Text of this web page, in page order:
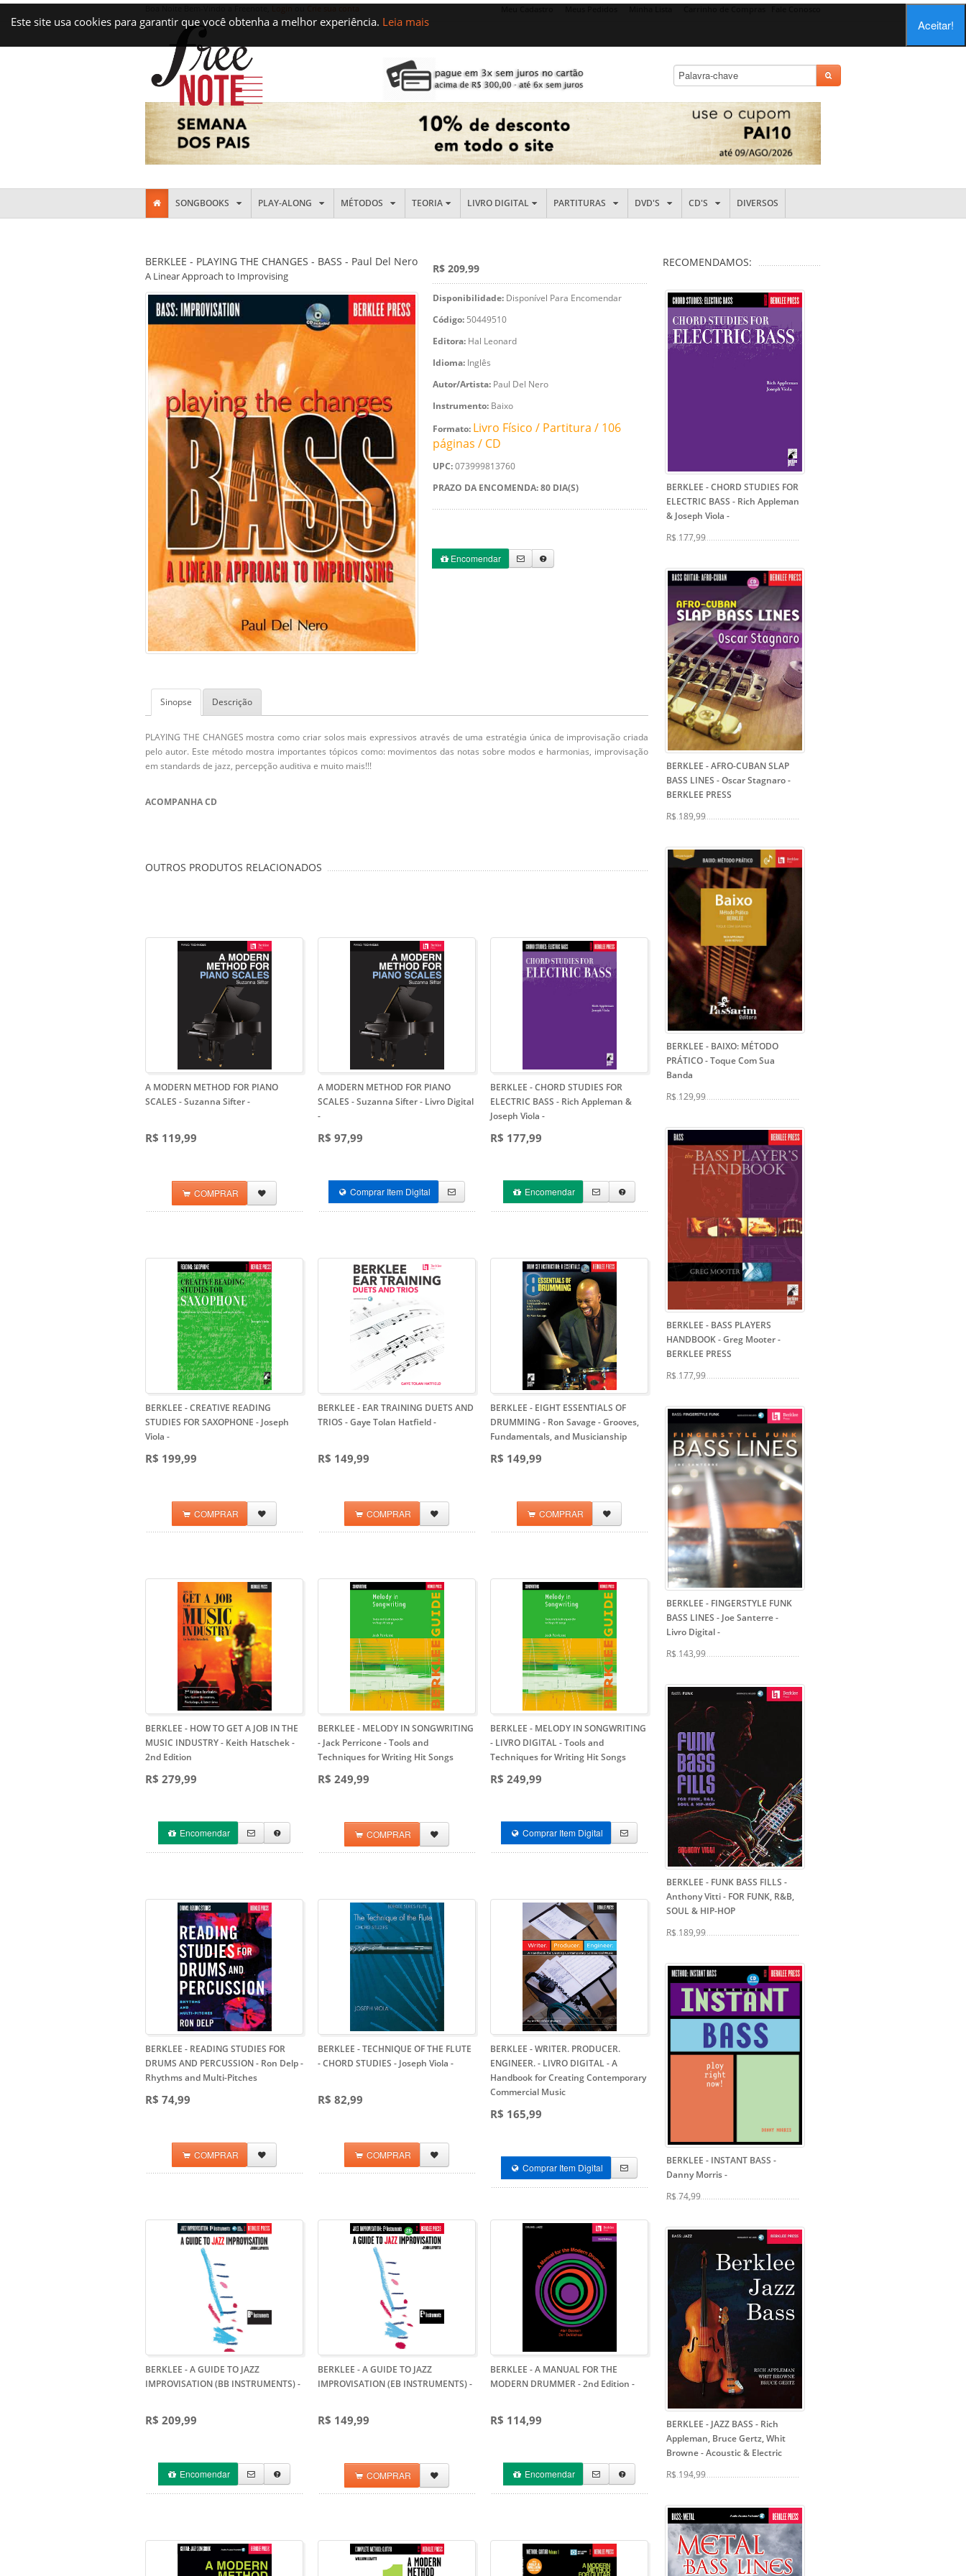
Este site usa cookies para garantir que você obtenha a melhor experiência. Leia mais Aceitar!
SONGBOOKS PLAY-ALONG MÉTODOS TEORIA LIVRO DIGITAL PARTITURAS DVD'S CD'S DIVERSOS
BERKLEE - PLAYING THE CHANGES - BASS - Paul Del Nero
A Linear Approach to Improvising
R$ 209,99
Disponibilidade: Disponível Para Encomendar
Código: 50449510
Editora: Hal Leonard
Idioma: Inglês
Autor/Artista: Paul Del Nero
Instrumento: Baixo
Formato: Livro Físico / Partitura / 106
páginas / CD
UPC:073999813760
PRAZO DA ENCOMENDA: 80 DIA(S)
Encomendar
Sinopse Descrição
PLAYING THE CHANGES mostra como criar solos mais expressivos através de uma estratégia única de improvisação criada
pelo autor. Este método mostra importantes tópicos como: movimentos das notas sobre modos e harmonias, improvisação
em standards de jazz, percepção auditiva e muito mais!!!
ACOMPANHA CD
OUTROS PRODUTOS RELACIONADOS
A MODERN METHOD FOR PIANO
SCALES - Suzanna Sifter-
R$ 119,99
COMPRAR
A MODERN METHOD FOR PIANO
SCALES - Suzanna Sifter - Livro Digital
-
R$ 97,99
Comprar Item Digital
BERKLEE - CHORD STUDIES FOR
ELECTRIC BASS - Rich Appleman &
Joseph Viola -
R$ 177,99
Encomendar
BERKLEE - CREATIVE READING
STUDIES FOR SAXOPHONE - Joseph
Viola -
R$ 199,99
COMPRAR
BERKLEE - EAR TRAINING DUETS AND
TRIOS - Gaye Tolan Hatfield-
R$ 149,99
COMPRAR
BERKLEE - EIGHT ESSENTIALS OF
DRUMMING - Ron Savage- Grooves,
Fundamentals, and Musicianship
R$ 149,99
COMPRAR
BERKLEE - HOW TO GET A JOB IN THE
MUSIC INDUSTRY - Keith Hatschek-
2nd Edition
R$ 279,99
Encomendar
BERKLEE - MELODY IN SONGWRITING
- Jack Perricone- Tools and
Techniques for Writing Hit Songs
R$ 249,99
COMPRAR
BERKLEE - MELODY IN SONGWRITING
- LIVRO DIGITAL- Tools and
Techniques for Writing Hit Songs
R$ 249,99
Comprar Item Digital
BERKLEE - READING STUDIES FOR
DRUMS AND PERCUSSION - Ron Delp-
Rhythms and Multi-Pitches
R$ 74,99
COMPRAR
BERKLEE - TECHNIQUE OF THE FLUTE
- CHORD STUDIES - Joseph Viola -
R$ 82,99
COMPRAR
BERKLEE - WRITER. PRODUCER.
ENGINEER. - LIVRO DIGITAL- A
Handbook for Creating Contemporary
Commercial Music
R$ 165,99
Comprar Item Digital
BERKLEE - A GUIDE TO JAZZ
IMPROVISATION (BB INSTRUMENTS)-
R$ 209,99
Encomendar
BERKLEE - A GUIDE TO JAZZ
IMPROVISATION (EB INSTRUMENTS)-
R$ 149,99
COMPRAR
BERKLEE - A MANUAL FOR THE
MODERN DRUMMER - 2nd Edition -
R$ 114,99
Encomendar
RECOMENDAMOS:
BERKLEE - CHORD STUDIES FOR
ELECTRIC BASS - Rich Appleman
& Joseph Viola -
R$ 177,99
BERKLEE - AFRO-CUBAN SLAP
BASS LINES - Oscar Stagnaro-
BERKLEE PRESS
R$ 189,99
BERKLEE - BAIXO: MÉTODO
PRÁTICO- Toque Com Sua
Banda
R$ 129,99
BERKLEE - BASS PLAYERS
HANDBOOK - Greg Mooter-
BERKLEE PRESS
R$ 177,99
BERKLEE - FINGERSTYLE FUNK
BASS LINES - Joe Santerre -
Livro Digital-
R$ 143,99
BERKLEE - FUNK BASS FILLS -
Anthony Vitti- FOR FUNK, R&B,
SOUL & HIP-HOP
R$ 189,99
BERKLEE - INSTANT BASS -
Danny Morris-
R$ 74,99
BERKLEE - JAZZ BASS - Rich
Appleman, Bruce Gertz, Whit
Browne- Acoustic & Electric
R$ 194,99